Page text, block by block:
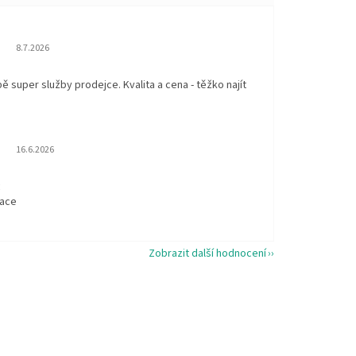
Hodnocení obchodu je 5 z 5 hvězdiček.
8.7.2026
super služby prodejce. Kvalita a cena - těžko najít
Hodnocení obchodu je 5 z 5 hvězdiček.
16.6.2026
Zobrazit další hodnocení